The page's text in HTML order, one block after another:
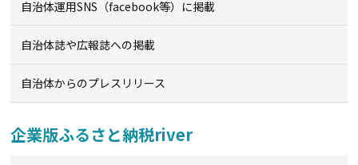
自治体運用SNS（facebook等）に掲載
自治体誌や広報誌への掲載
自治体からのプレスリリース
企業版ふるさと納税river